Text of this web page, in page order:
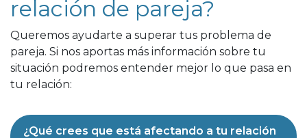
relación de pareja?
Queremos ayudarte a superar tus problema de
pareja. Si nos aportas más información sobre tu
situación podremos entender mejor lo que pasa en
tu relación:
¿Qué crees que está afectando a tu relación